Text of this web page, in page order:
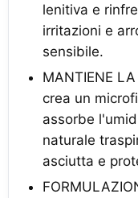
lenitiva e
irritazioni e
sensibile.
MANTIENE
crea un
assorbe
naturale
asciutta e